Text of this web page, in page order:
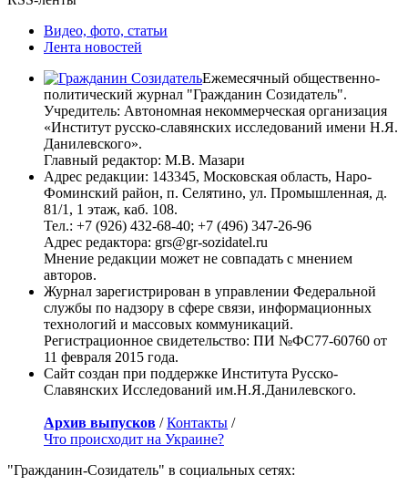
Видео, фото, статьи
Лента новостей
Ежемесячный общественно-
политический журнал "Гражданин Созидатель".
Учредитель: Автономная некоммерческая организация
«Институт русско-славянских исследований имени Н.Я.
Данилевского».
Главный редактор: М.В. Мазари
Адрес редакции: 143345, Московская область, Наро-
Фоминский район, п. Селятино, ул. Промышленная, д.
81/1, 1 этаж, каб. 108.
Тел.: +7 (926) 432-68-40; +7 (496) 347-26-96
Адрес редактора: grs@gr-sozidatel.ru
Мнение редакции может не совпадать с мнением
авторов.
Журнал зарегистрирован в управлении Федеральной
службы по надзору в сфере связи, информационных
технологий и массовых коммуникаций.
Регистрационное свидетельство: ПИ №ФС77-60760 от
11 февраля 2015 года.
Сайт создан при поддержке Института Русско-
Славянских Исследований им.Н.Я.Данилевского.
Архив выпусков /Контакты /
Что происходит на Украине?
"Гражданин-Созидатель" в социальных сетях: